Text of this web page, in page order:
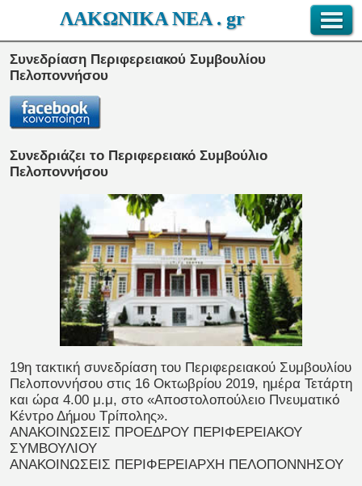
ΛΑΚΩΝΙΚΑ ΝΕΑ . gr
Συνεδρίαση Περιφερειακού Συμβουλίου
Πελοποννήσου
Συνεδριάζει το Περιφερειακό Συμβούλιο
Πελοποννήσου
19η τακτική συνεδρίαση του Περιφερειακού Συμβουλίου
Πελοποννήσου στις 16 Οκτωβρίου 2019, ημέρα Τετάρτη
και ώρα 4.00 μ.μ, στο «Αποστολοπούλειο Πνευματικό
Κέντρο Δήμου Τρίπολης».
ΑΝΑΚΟΙΝΩΣΕΙΣ ΠΡΟΕΔΡΟΥ ΠΕΡΙΦΕΡΕΙΑΚΟΥ
ΣΥΜΒΟΥΛΙΟΥ
ΑΝΑΚΟΙΝΩΣΕΙΣ ΠΕΡΙΦΕΡΕΙΑΡΧΗ ΠΕΛΟΠΟΝΝΗΣΟΥ